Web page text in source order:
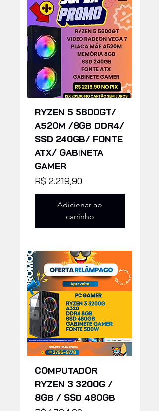
RYZEN 5 5600GT/
A520M /8GB DDR4/
SSD 240GB/ FONTE
ATX/ GABINETA
GAMER
Preço
R$ 2.219,90
Adicionar ao
carrinho
COMPUTADOR
RYZEN 3 3200G /
8GB / SSD 480GB